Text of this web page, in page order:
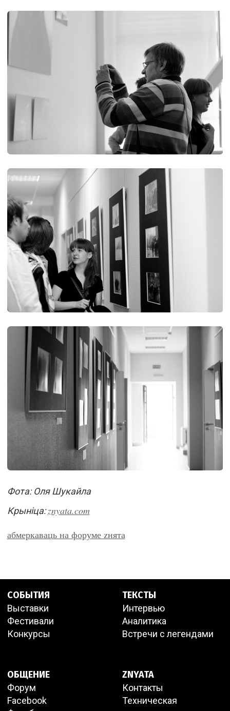
Фота: Оля Шукайла
Крыніца:znyata.com
абмеркаваць на форуме zнята
СОБЫТИЯ
Выставки
Фестивали
Конкурсы
ТЕКСТЫ
Интервью
Аналитика
Встречи с легендами
ОБЩЕНИЕ
Форум
Facebook
ZNYATA
Контакты
Техническая